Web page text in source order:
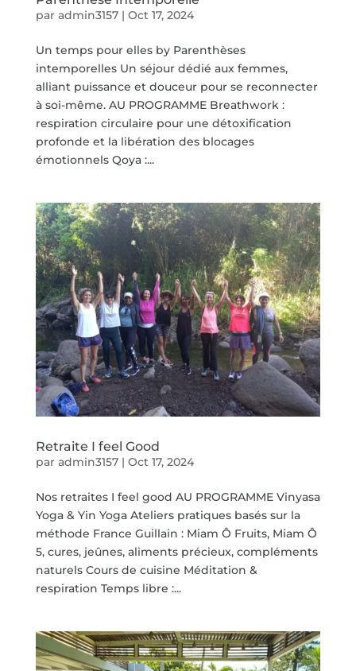
par admin3157| Oct 17, 2024
Un temps pour elles by Parenthèses
intemporelles Un séjour dédié aux femmes,
alliant puissance et douceur pour se reconnecter
à soi-même. AU PROGRAMME Breathwork :
respiration circulaire pour une détoxification
profonde et la libération des blocages
émotionnels Qoya :...
Retraite I feel Good
par admin3157| Oct 17, 2024
Nos retraites I feel good AU PROGRAMME Vinyasa
Yoga & Yin Yoga Ateliers pratiques basés sur la
méthode France Guillain : Miam Ô Fruits, Miam Ô
5, cures, jeûnes, aliments précieux, compléments
naturels Cours de cuisine Méditation &
respiration Temps libre :...